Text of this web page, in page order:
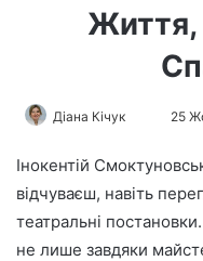
Життя,
Діана Кічук
n
d
a
n
25
Інокентій
відчуваєш, навіть
театральні
не лише завдяки